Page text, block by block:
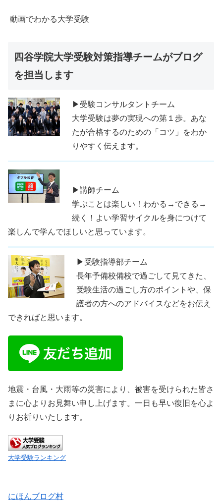
動画でわかる大学受験
四谷学院大学受験対策指導チームがブログ
を担当します
▶受験コンサルタントチーム
大学受験は夢の実現への第１歩。あな
たが合格するのための「コツ」をわか
りやすく伝えます。
▶講師チーム
学ぶことは楽しい！わかる→できる→
続く！よい学習サイクルを身につけて
楽しんで学んでほしいと思っています。
▶受験指導部チーム
長年予備校備校で過ごして見てきた、
受験生活の過ごし方のポイントや、保
護者の方へのアドバイスなどをお伝え
できればと思います。
地震・台風・大雨等の災害により、被害を受けられた皆さ
まに心よりお見舞い申し上げます。一日も早い復旧を心よ
りお祈りいたします。
大学受験ランキング
にほんブログ村